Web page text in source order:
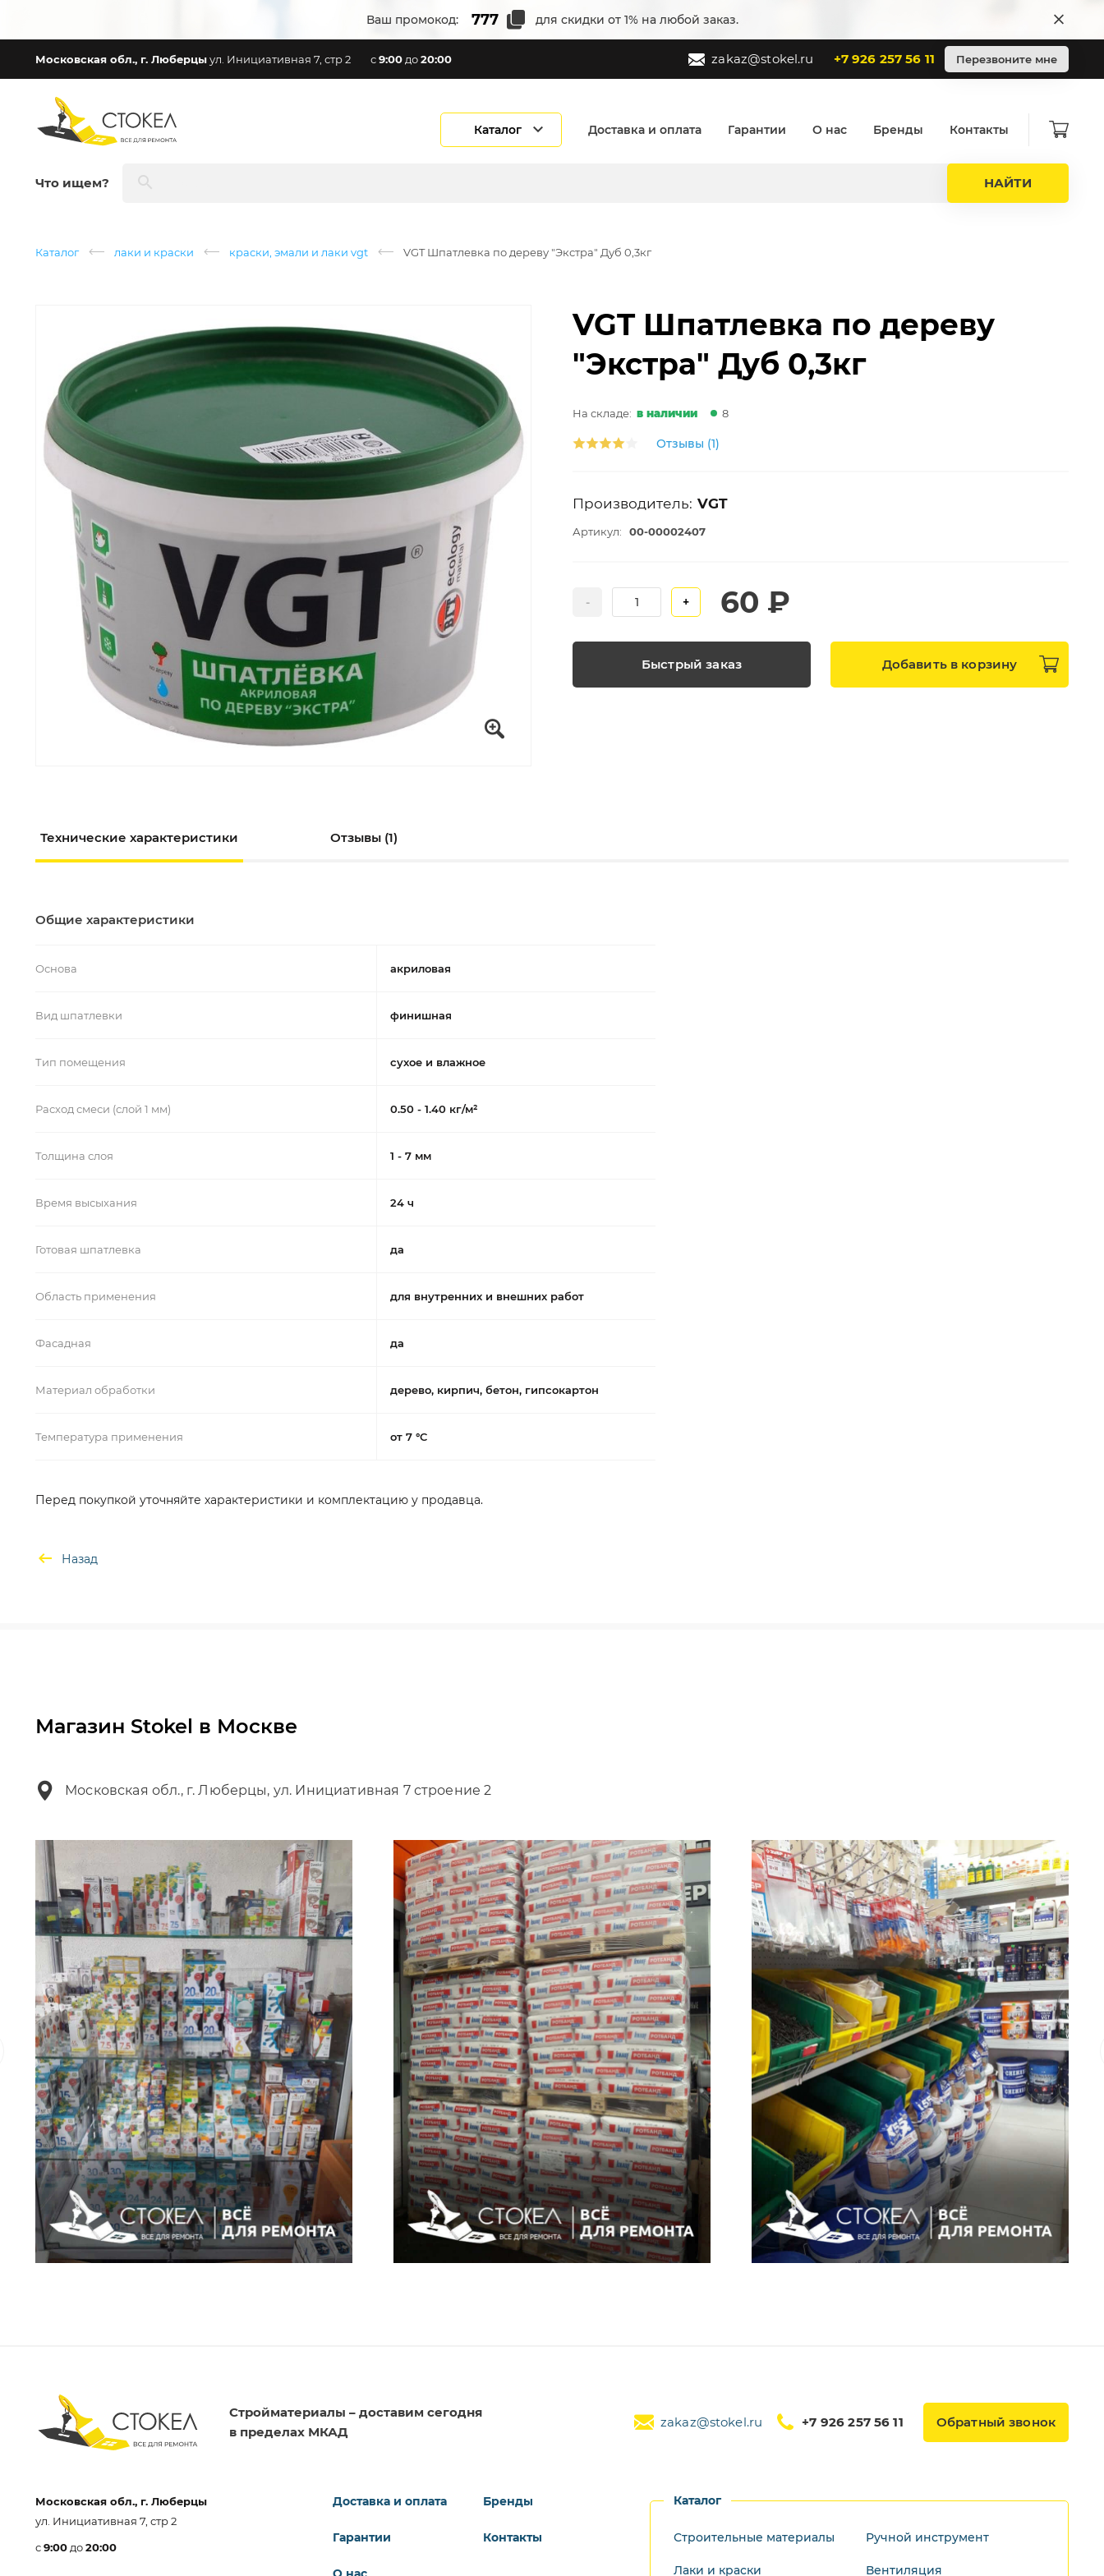
Ваш промокод: для скидки от 1% на любой заказ.
Московская обл., г. Люберцыул. Инициативная 7, стр 2 с9:00 до20:00 zakaz@stokel.ru +7 926 257 56 11 Перезвоните мне
Каталог Доставка и оплата Гарантии О нас Бренды Контакты
Что ищем? НАЙТИ
Каталог лаки и краски краски, эмали и лаки vgt VGT Шпатлевка по дереву "Экстра" Дуб 0,3кг
VGT Шпатлевка по дереву
"Экстра" Дуб 0,3кг
На складе: в наличии 8
Отзывы (1)
Производитель: VGT
Артикул: 00-00002407
- + 60 ₽
Быстрый заказ Добавить в корзину
Технические характеристики Отзывы (1)
Общие характеристики
Основа акриловая
Вид шпатлевки финишная
Тип помещения сухое и влажное
Расход смеси (слой 1 мм) 0.50 - 1.40 кг/м²
Толщина слоя 1 - 7 мм
Время высыхания 24 ч
Готовая шпатлевка да
Область применения для внутренних и внешних работ
Фасадная да
Материал обработки дерево, кирпич, бетон, гипсокартон
Температура применения от 7 °C
Перед покупкой уточняйте характеристики и комплектацию у продавца.
Назад
Магазин Stokel в Москве
Московская обл., г. Люберцы, ул. Инициативная 7 строение 2
Стройматериалы – доставим сегодня
в пределах МКАД
zakaz@stokel.ru +7 926 257 56 11 Обратный звонок
Московская обл., г. Люберцы
ул. Инициативная 7, стр 2
с9:00 до20:00
Доставка и оплата
Гарантии
Бренды
Контакты
Каталог
Строительные материалы
Лаки и краски
Ручной инструмент
Вентиляция